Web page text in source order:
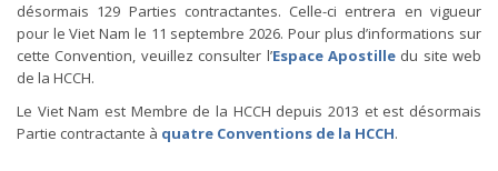
désormais 129 Parties contractantes. Celle-ci entrera en vigueur
pour le Viet Nam le 11 septembre 2026. Pour plus d’informations sur
cette Convention, veuillez consulter l’Espace Apostilledu site web
de la HCCH.
Le Viet Nam est Membre de la HCCH depuis 2013 et est désormais
Partie contractante à quatre Conventions de la HCCH.